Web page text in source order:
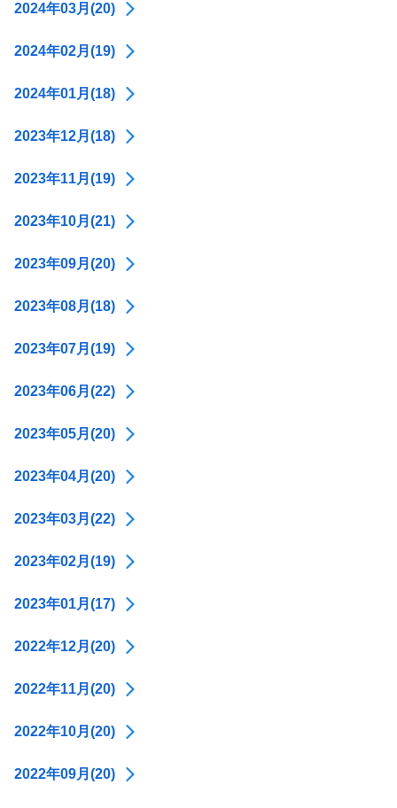
2024年03月(20)
2024年02月(19)
2024年01月(18)
2023年12月(18)
2023年11月(19)
2023年10月(21)
2023年09月(20)
2023年08月(18)
2023年07月(19)
2023年06月(22)
2023年05月(20)
2023年04月(20)
2023年03月(22)
2023年02月(19)
2023年01月(17)
2022年12月(20)
2022年11月(20)
2022年10月(20)
2022年09月(20)